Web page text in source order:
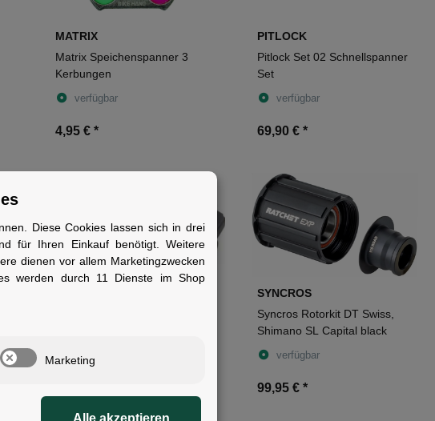
MATRIX
Matrix Speichenspanner 3
Kerbungen
verfügbar
4,95 € *
PITLOCK
Pitlock Set 02 Schnellspanner
Set
verfügbar
69,90 € *
verfügbar
SYNCROS
Syncros Rotorkit DT Swiss,
Shimano SL Capital black
verfügbar
99,95 € *
Diese Cookies lassen sich in drei
für Ihren Einkauf benötigt. Weitere
dienen vor allem Marketingzwecken
werden durch 11 Dienste im Shop
Marketing
Alle akzeptieren